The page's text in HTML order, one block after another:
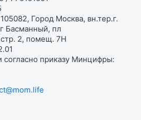
Город Москва, вн.тер.г.
Басманный, пл
стр. 2, помещ. 7Н
согласно приказу Минцифры: